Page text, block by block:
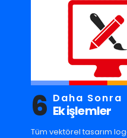
6 Daha Sonra
Ek işlemler
Tüm vektörel tasarım